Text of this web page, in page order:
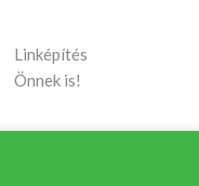
Linképítés
Önnek is!